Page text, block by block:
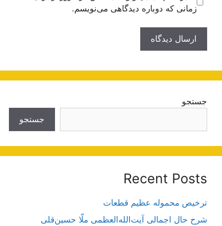
زمانی که دوباره دیدگاهی می‌نویسم.
جستجو
جستجو
Recent Posts
ترخیص محموله عظیم قطعات
شرح حال اجمالی آیت‌الله‌العظمی ملّا حسین‌قلی